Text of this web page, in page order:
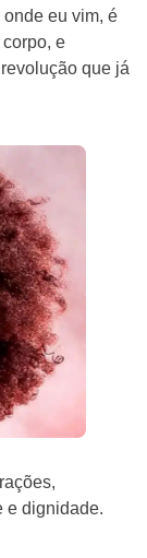
eu vim, é
e
que já
e dignidade.